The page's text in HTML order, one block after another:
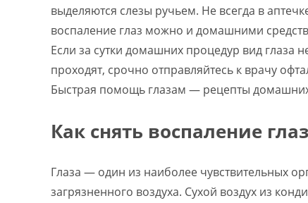
выделяются слезы ручьем. Не всегда в
воспаление глаз можно и домашними
Если за сутки домашних процедур вид глаза
проходят, срочно отправляйтесь к врачу
Быстрая помощь глазам — рецепты
Как снять воспаление
Глаза — один из наиболее чувствительных
загрязненного воздуха. Сухой воздух из